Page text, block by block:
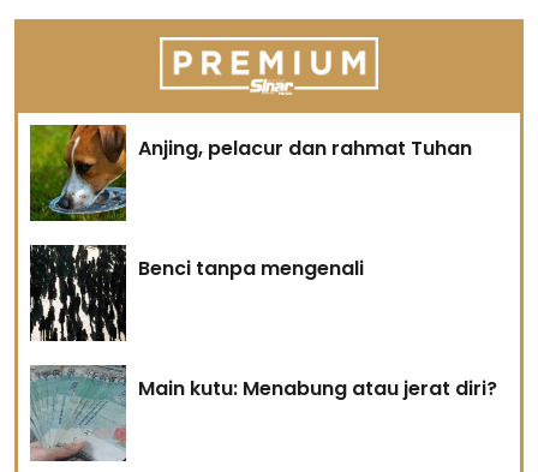
Anjing, pelacur dan rahmat Tuhan
Benci tanpa mengenali
Main kutu: Menabung atau jerat diri?